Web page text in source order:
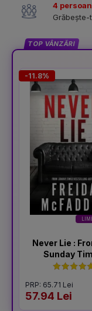
4
TOP VÂNZĂRI
-11.8%
Never Lie :
Sunday
Bestselling
of The
PRP: 65.71 Lei
57.94 Lei